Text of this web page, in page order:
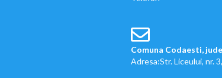
Comuna Codaesti,
Adresa:Str. Liceului, nr.